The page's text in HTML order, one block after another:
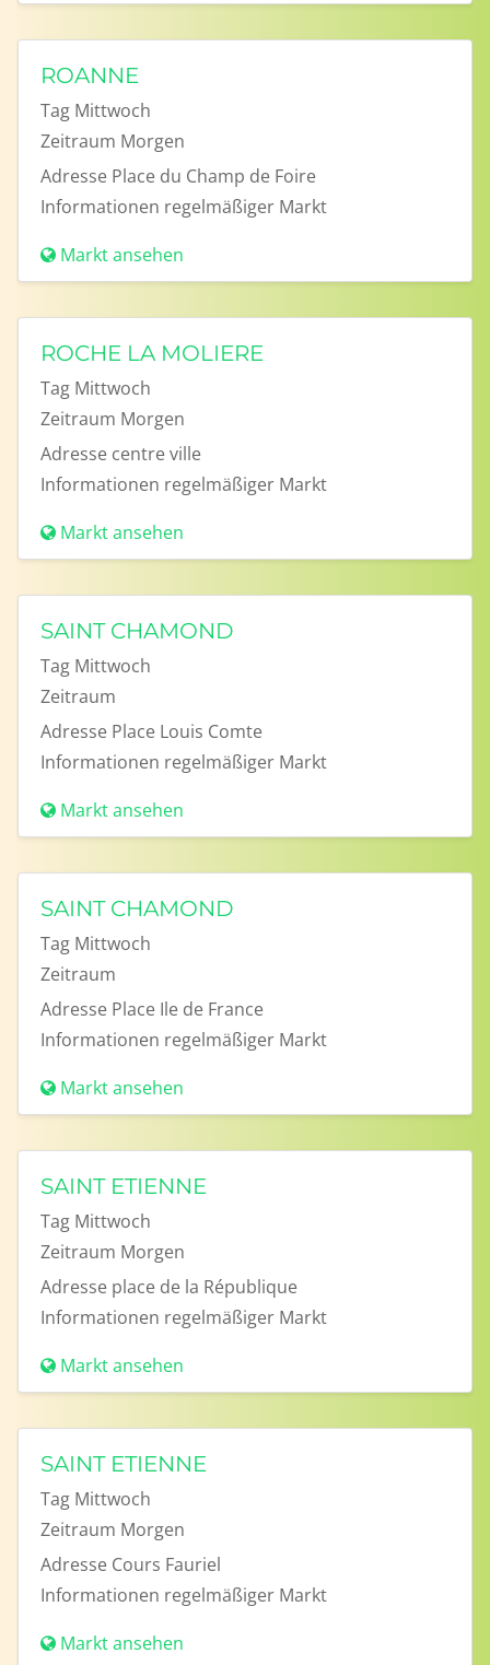
ROANNE
Tag Mittwoch
Zeitraum Morgen
Adresse Place du Champ de Foire
Informationen regelmäßiger Markt
Markt ansehen
ROCHE LA MOLIERE
Tag Mittwoch
Zeitraum Morgen
Adresse centre ville
Informationen regelmäßiger Markt
Markt ansehen
SAINT CHAMOND
Tag Mittwoch
Zeitraum
Adresse Place Louis Comte
Informationen regelmäßiger Markt
Markt ansehen
SAINT CHAMOND
Tag Mittwoch
Zeitraum
Adresse Place Ile de France
Informationen regelmäßiger Markt
Markt ansehen
SAINT ETIENNE
Tag Mittwoch
Zeitraum Morgen
Adresse place de la République
Informationen regelmäßiger Markt
Markt ansehen
SAINT ETIENNE
Tag Mittwoch
Zeitraum Morgen
Adresse Cours Fauriel
Informationen regelmäßiger Markt
Markt ansehen